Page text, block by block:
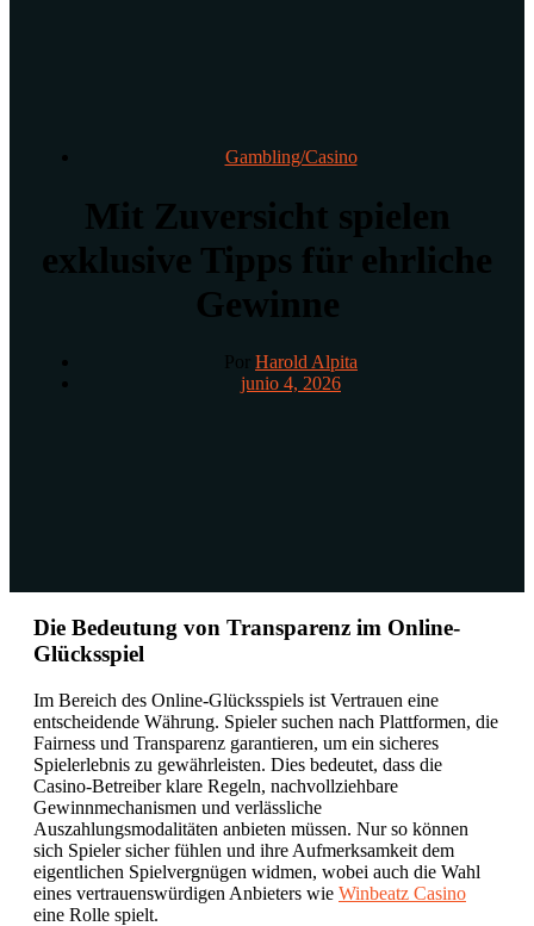
Gambling/Casino
Mit Zuversicht spielen
exklusive Tipps für ehrliche
Gewinne
Por Harold Alpita
junio 4, 2026
Die Bedeutung von Transparenz im Online-
Glücksspiel
Im Bereich des Online-Glücksspiels ist Vertrauen eine
entscheidende Währung. Spieler suchen nach Plattformen, die
Fairness und Transparenz garantieren, um ein sicheres
Spielerlebnis zu gewährleisten. Dies bedeutet, dass die
Casino-Betreiber klare Regeln, nachvollziehbare
Gewinnmechanismen und verlässliche
Auszahlungsmodalitäten anbieten müssen. Nur so können
sich Spieler sicher fühlen und ihre Aufmerksamkeit dem
eigentlichen Spielvergnügen widmen, wobei auch die Wahl
eines vertrauenswürdigen Anbieters wie Winbeatz Casino
eine Rolle spielt.